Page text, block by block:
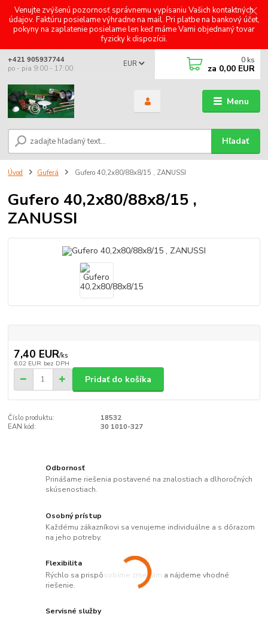
Venujte zvýšenú pozornosť správnemu vypísaniu Vašich kontaktných
údajov. Faktúru posielame výhradne na mail. Pri platbe na bankový účet,
pokyny na zaplatenie posielame len keď máme Vami objednaný tovar
fyzicky k dispozícii.
Menu
EUR
Hľadať
+421 905937744
po - pia 9:00 - 17:00
0 ks
za 0,00 EUR
Úvod Guferá Gufero 40,2x80/88x8/15 , ZANUSSI
Gufero 40,2x80/88x8/15 ,
ZANUSSI
7,40 EUR/ks
6,02 EUR bez DPH
Pridať do košíka
Číslo produktu:
18532
EAN kód:
30 1010-327
Odbornosť
Prinášame riešenia postavené na znalostiach a dlhoročných
skúsenostiach.
Osobný prístup
Každému zákazníkovi sa venujeme individuálne a s dôrazom
na jeho potreby.
Flexibilita
Rýchlo sa prispôsobíme zmenám a nájdeme vhodné
riešenie.
Servisné služby